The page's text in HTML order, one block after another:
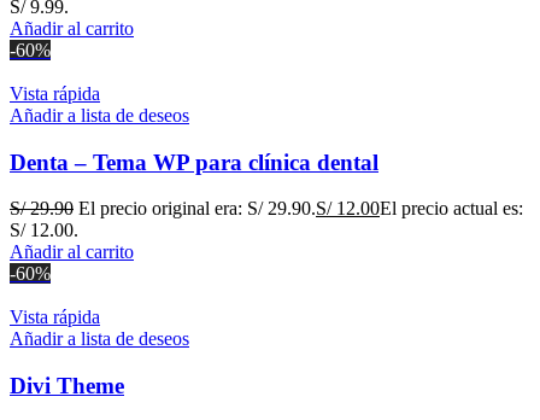
S/ 9.99.
Añadir al carrito
-60%
Vista rápida
Añadir a lista de deseos
Denta – Tema WP para clínica dental
S/29.90 El precio original era: S/ 29.90.S/12.00El precio actual es:
S/ 12.00.
Añadir al carrito
-60%
Vista rápida
Añadir a lista de deseos
Divi Theme